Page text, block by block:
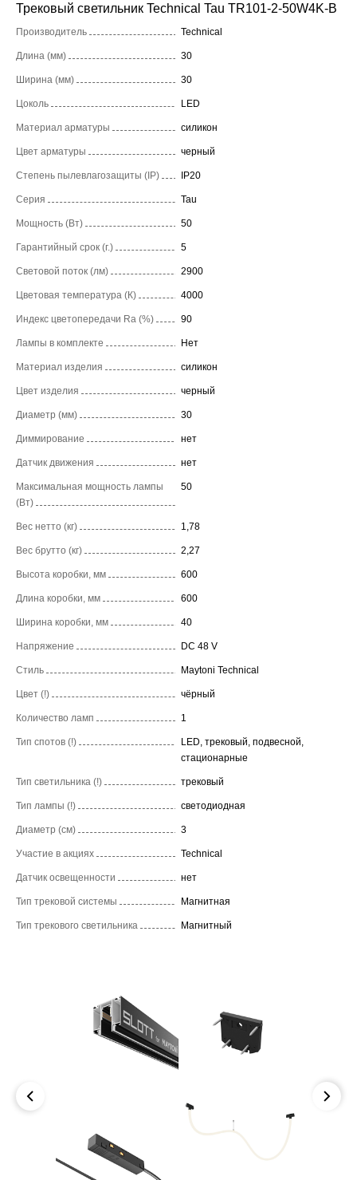
Трековый светильник Technical Tau TR101-2-50W4K-B
Производитель Technical
Длина (мм) 30
Ширина (мм) 30
Цоколь LED
Материал арматуры силикон
Цвет арматуры черный
Степень пылевлагозащиты (IP) IP20
Серия Tau
Мощность (Вт) 50
Гарантийный срок (г.) 5
Световой поток (лм) 2900
Цветовая температура (К) 4000
Индекс цветопередачи Ra (%) 90
Лампы в комплекте Нет
Материал изделия силикон
Цвет изделия черный
Диаметр (мм) 30
Диммирование нет
Датчик движения нет
Максимальная мощность лампы
(Вт)
50
Вес нетто (кг) 1,78
Вес брутто (кг) 2,27
Высота коробки, мм 600
Длина коробки, мм 600
Ширина коробки, мм 40
Напряжение DC 48 V
Стиль Maytoni Technical
Цвет (!) чёрный
Количество ламп 1
Тип спотов (!)
LED, трековый, подвесной,
стационарные
Тип светильника (!) трековый
Тип лампы (!) светодиодная
Диаметр (см) 3
Участие в акциях Technical
Датчик освещенности нет
Тип трековой системы Магнитная
Тип трекового светильника Магнитный